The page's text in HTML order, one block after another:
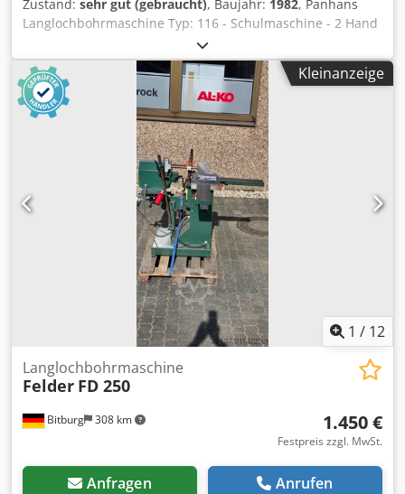
Zustand: sehr gut (gebraucht), Baujahr: 1982, Panhans
Langlochbohrmaschine Typ: 116 - Schulmaschine - 2 Hand
- Bedienung Dübellochbohreinrichtung: Teilung 16, 22 25,
32 Bohrtiefe: 145 mm Langlochlänge: 240 mm Dksdpjx
Nrhrefx Afxor Höhenverstellweg: 135 mm Motorleistung:
1,5kW Drehzahl: 2800 U/min Niederhalter: manuell
Absauganschluss: 100 mm Maschinenlänge: 1280 mm
Maschinenbreite: 960 mm Gewicht: 300 kg Standort: ab
Lager 54634 Bitburg - sofort verfügbar -
Kleinanzeige
1 / 12
Bitburg 308 km
Langlochbohrmaschine
Felder FD 250
1.450 €
Festpreis zzgl. MwSt.
Anfragen Anrufen